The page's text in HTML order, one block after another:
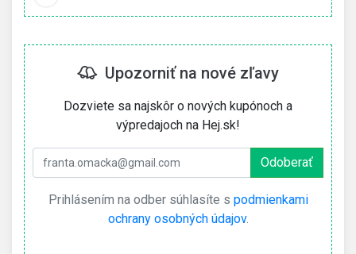
Upozorniť na nové zľavy
Dozviete sa najskôr o nových kupónoch a
výpredajoch na Hej.sk!
Prihlásením na odber súhlasíte s podmienkami
ochrany osobných údajov.